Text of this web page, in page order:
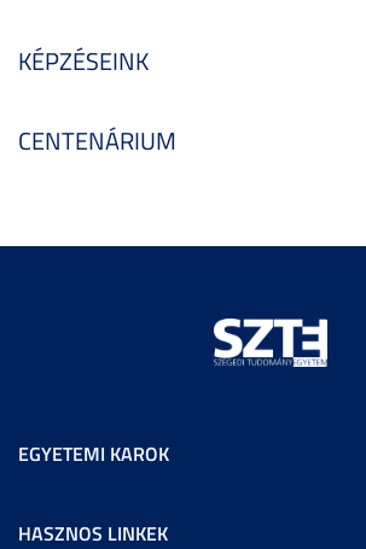
KÉPZÉSEINK
CENTENÁRIUM
EGYETEMI KAROK
HASZNOS LINKEK